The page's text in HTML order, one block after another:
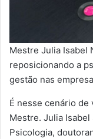
Mestre Julia Isabel
reposicionando a
gestão nas
É nesse cenário
Mestre. Julia
Psicologia,